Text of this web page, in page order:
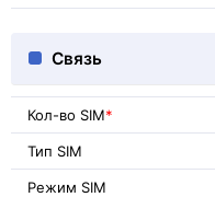
Связь
Кол-во SIM*
Тип SIM
Режим SIM